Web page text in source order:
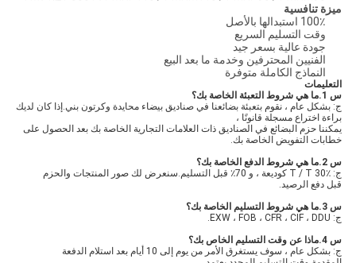
ميزة تنافسية
100٪ استبدالها بالأصل
وقت التسليم السريع
جودة عالية بسعر جيد
الفنيين المحترفين وخدمة ما بعد البيع
النماذج الكاملة متوفرة
التعليمات
س 1.ما هي شروط التعبئة الخاصة بك؟
ج: بشكل عام ، نقوم بتعبئة بضائعنا في صناديق بيضاء محايدة وكرتون بني.إذا كان لديك
براءة اختراع مسجلة قانونًا ،
يمكننا حزم البضائع في الصناديق ذات العلامات التجارية الخاصة بك بعد الحصول على
خطابات التفويض الخاصة بك.
س 2.ما هي شروط الدفع الخاصة بك؟
ج: T / T 30٪ كوديعة ، و 70٪ قبل التسليم.سنعرض لك صور المنتجات والحزم
قبل دفع الرصيد.
س 3.ما هي شروط التسليم الخاصة بك؟
ج: EXW ، FOB ، CFR ، CIF ، DDU.
س 4.ماذا عن وقت التسليم الخاص بك؟
ج: بشكل عام ، سوف يستغرق الأمر من يوم إلى 10 أيام بعد استلام الدفعة